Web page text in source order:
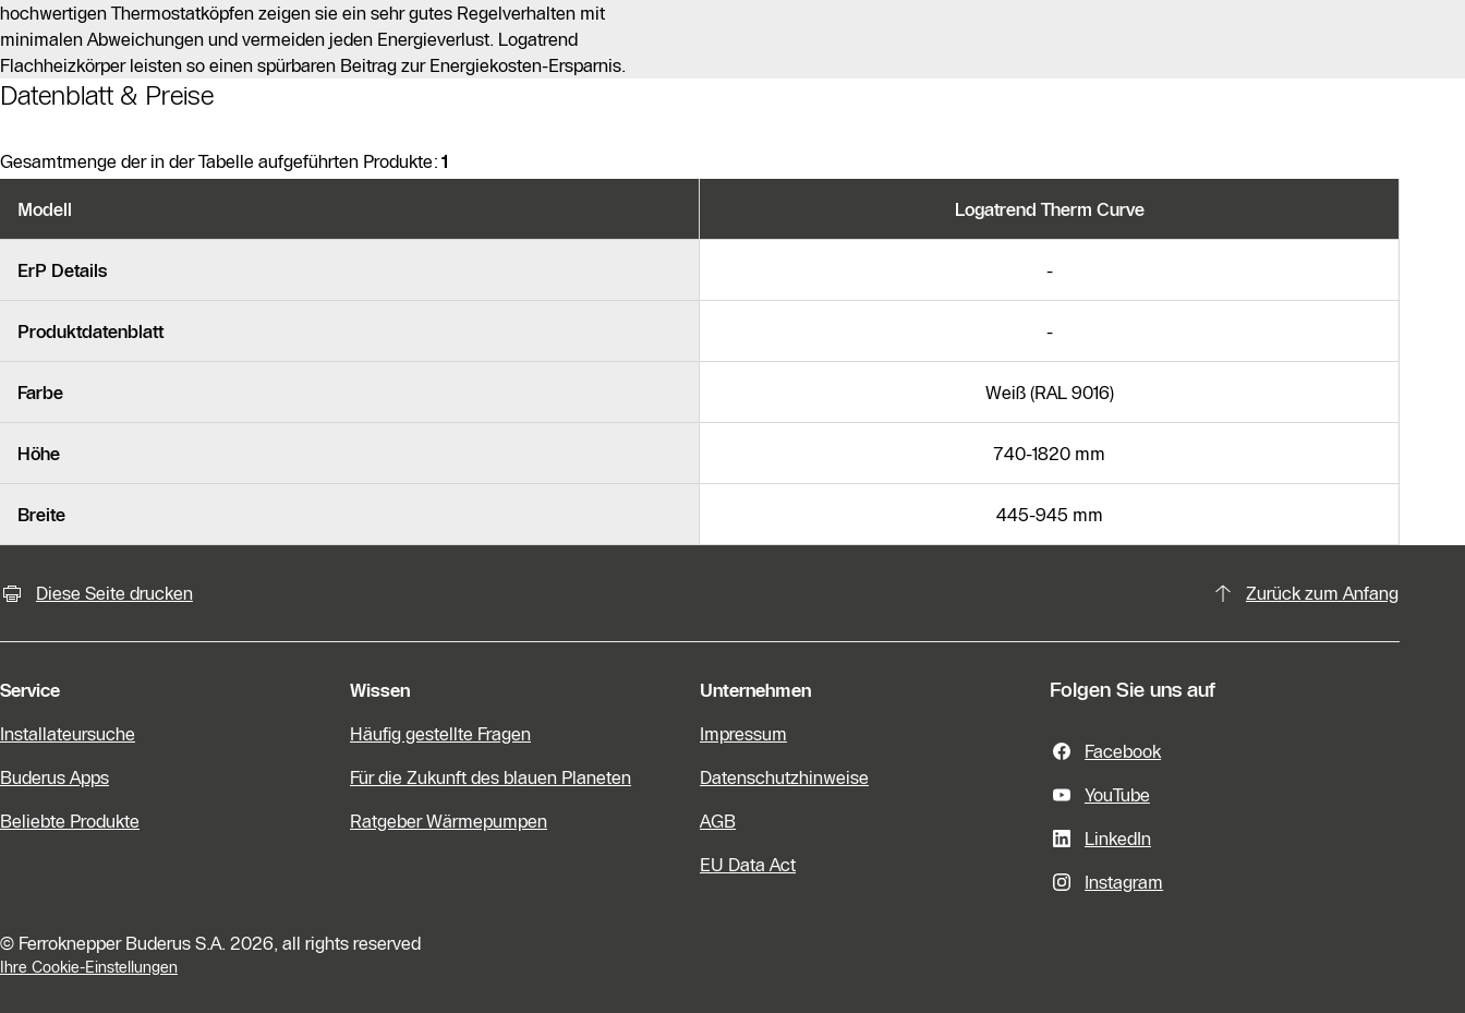
hochwertigen Thermostatköpfen zeigen sie ein sehr gutes Regelverhalten mit
minimalen Abweichungen und vermeiden jeden Energieverlust. Logatrend
Flachheizkörper leisten so einen spürbaren Beitrag zur Energiekosten-Ersparnis.
Datenblatt & Preise
Gesamtmenge der in der Tabelle aufgeführten Produkte: 1
Modell Logatrend Therm Curve
ErP Details -
Produktdatenblatt -
Farbe Weiß (RAL 9016)
Höhe 740-1820 mm
Breite 445-945 mm
Slider Bildergalerie
Slider Überspringen
Diese Seite drucken Zurück zum Anfang
Service
Installateursuche
Buderus Apps
Beliebte Produkte
Wissen
Häufig gestellte Fragen
Für die Zukunft des blauen Planeten
Ratgeber Wärmepumpen
Unternehmen
Impressum
Datenschutzhinweise
AGB
EU Data Act
Folgen Sie uns auf
Facebook
YouTube
LinkedIn
Instagram
© Ferroknepper Buderus S.A. 2026, all rights reserved
Ihre Cookie-Einstellungen